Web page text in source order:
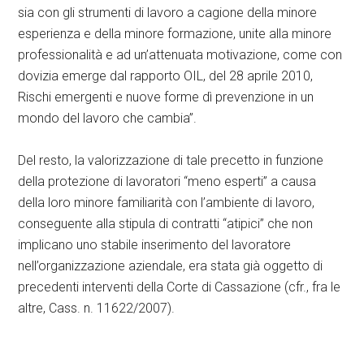
sia con gli strumenti di lavoro a cagione della minore
esperienza e della minore formazione, unite alla minore
professionalità e ad un’attenuata motivazione, come con
dovizia emerge dal rapporto OIL, del 28 aprile 2010,
Rischi emergenti e nuove forme dì prevenzione in un
mondo del lavoro che cambia”.
Del resto, la valorizzazione di tale precetto in funzione
della protezione di lavoratori “meno esperti” a causa
della loro minore familiarità con l’ambiente di lavoro,
conseguente alla stipula di contratti “atipici” che non
implicano uno stabile inserimento del lavoratore
nell’organizzazione aziendale, era stata già oggetto di
precedenti interventi della Corte di Cassazione (cfr., fra le
altre, Cass. n. 11622/2007).